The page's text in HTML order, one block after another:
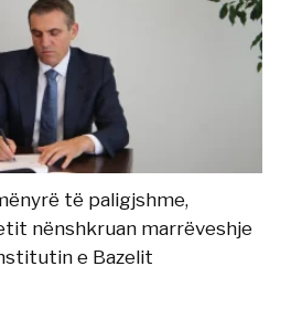
të paligjshme,
nënshkruan marrëveshje
e Bazelit